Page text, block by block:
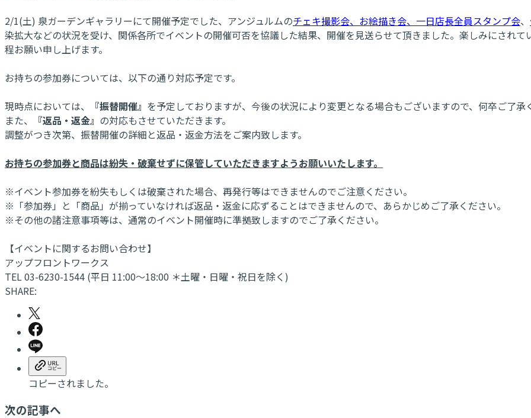
2/1(土) 泉ガーデンギャラリーにて開催予定でした、アンジュルムのチェキ撮影会、お絵描き会、一日店長全員スタンプ会、
染拡大などの状況を受け、関係各所でイベントの開催可否を協議した結果、開催を見送らせて頂きました。楽しみにされ
程お願い申し上げます。
お持ちの参加券については、以下の通り対応予定です。
現時点においては、
『振替開催』 を予定しておりますが、今後の状況により変更となる場合もございますので、何卒ご了承
また、
『返品・返金』 の対応もさせていただきます。
調整がつき次第、振替開催の詳細と返品・返金方法をご案内致します。
お持ちの参加券と商品は紛失・破棄せずに保管していただきますようお願いいたします。
※イベント参加券を紛失もしくは破棄された場合、再発行等はできませんのでご注意ください。
※「参加券」と「商品」が揃っていなければ返品・返金に応ずることはできませんので、あらかじめご了承ください。
※その他の諸注意事項等は、通常のイベント開催時に準拠致しますのでご了承ください。
【イベントに関するお問い合わせ】
アップフロントワークス
TEL 03-6230-1544 (平日 11:00～18:00 ＊土曜・日曜・祝日を除く)
SHARE:
コピーされました。
次の記事へ